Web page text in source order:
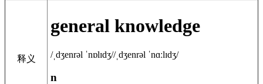
释义
general knowledge
/ˌdʒenrəl ˈnɒlɪdʒ//ˌdʒenrəl ˈnɑːlɪdʒ/
n